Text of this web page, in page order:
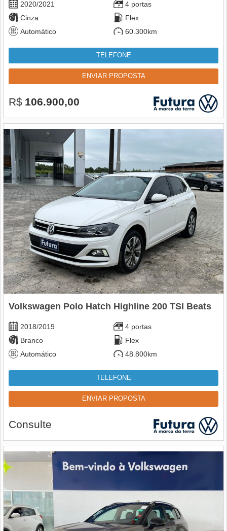
2020/2021
4 portas
Cinza
Flex
Automático
60.300km
TELEFONE
ENVIAR PROPOSTA
R$ 106.900,00
Volkswagen Polo Hatch Highline 200 TSI Beats
2018/2019
4 portas
Branco
Flex
Automático
48.800km
TELEFONE
ENVIAR PROPOSTA
Consulte